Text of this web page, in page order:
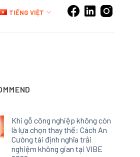
TIẾNG VIỆT
Khi gỗ công nghiệp không còn
là lựa chọn thay thế: Cách An
Cường tái định nghĩa trải
nghiệm không gian tại VIBE